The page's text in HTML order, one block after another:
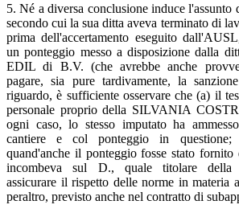
5. Né a diversa conclusione induce l'assunto
secondo cui la sua ditta aveva terminato di
prima dell'accertamento eseguito
un ponteggio messo a disposizione dalla
EDIL di B.V. (che avrebbe anche
pagare, sia pure tardivamente, la
riguardo, è sufficiente osservare che (a) il
personale proprio della SILVANIA
ogni caso, lo stesso imputato ha
cantiere e col ponteggio in
quand'anche il ponteggio fosse stato fornito
incombeva sul D., quale titolare della
assicurare il rispetto delle norme in materia
peraltro, previsto anche nel contratto di